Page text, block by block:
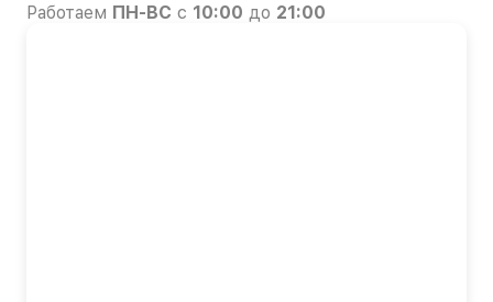
Работаем ПН-ВС с 10:00 до 21:00